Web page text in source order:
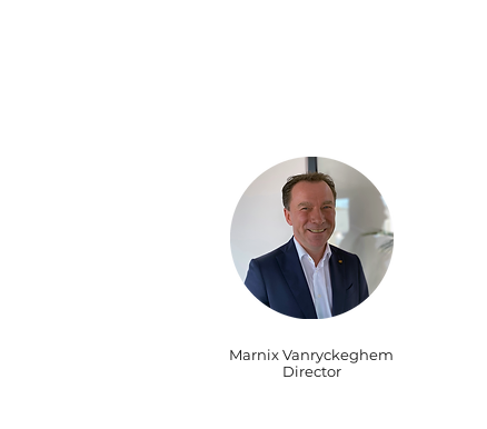
Marnix Vanryckeghem
Director